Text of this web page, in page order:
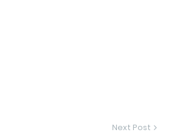
Next Post